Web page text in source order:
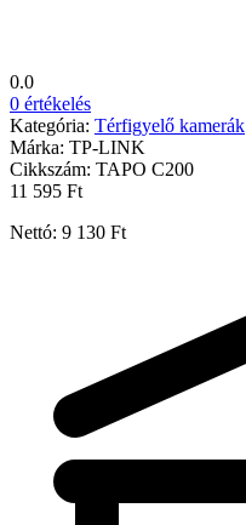
0.0
0 értékelés
Kategória: Térfigyelő kamerák
Márka: TP-LINK
Cikkszám: TAPO C200
11 595 Ft
Nettó: 9 130 Ft